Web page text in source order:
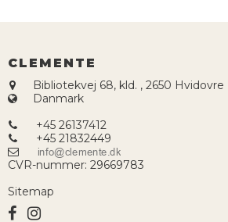
CLEMENTE
Bibliotekvej 68, kld. , 2650 Hvidovre
Danmark
+45 26137412
+45 21832449
CVR-nummer: 29669783
Sitemap